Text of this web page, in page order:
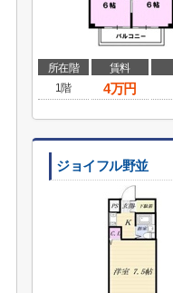
所在階 賃料
1階
4万円
ジョイフル野並